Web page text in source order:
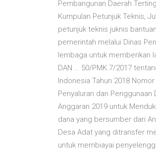
Pembangunan Daerah
Kumpulan Petunjuk Teknis,
petunjuk teknis juknis
pemerintah melalui Dinas
lembaga untuk memberikan
DAN … 50/PMK.7/2017
Indonesia Tahun 2018
Penyaluran dan Penggunaan
Anggaran 2019 untuk
dana yang bersumber dari
Desa Adat yang ditransfer
untuk membiayai